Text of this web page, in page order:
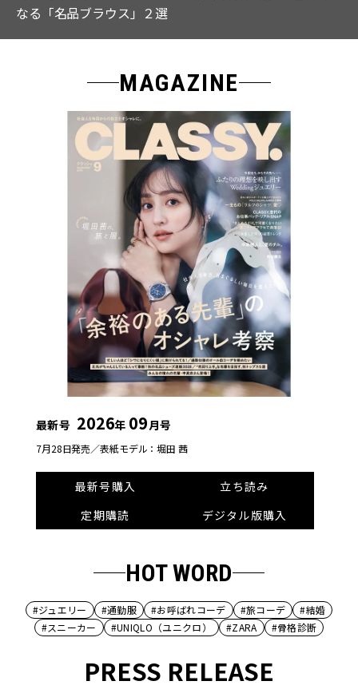
なる「名品ブラウス」２選
MAGAZINE
最新号 2026年 09月号
7月28日発売／表紙モデル：堀田 茜
最新号購入
立ち読み
定期購読
デジタル版購入
HOT WORD
#ジュエリー #通勤服 #お呼ばれコーデ #旅コーデ
#結婚
#スニーカー
#UNIQLO（ユニクロ） #ZARA #骨格診断
PRESS RELEASE